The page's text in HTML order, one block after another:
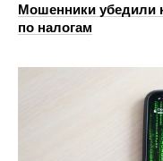
Мошенники убедили
по налогам